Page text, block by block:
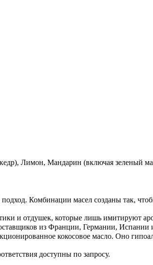
Лимон, Мандарин (включая зеленый
Комбинации масел созданы так,
и отдушек, которые лишь имитируют
из Франции, Германии, Испании
кокосовое масло. Оно
доступны по запросу.